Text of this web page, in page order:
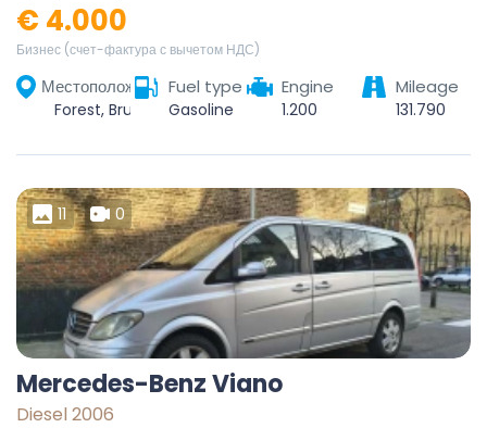
€ 4.000
Бизнес (счет-фактура с вычетом НДС)
МестоположениеFuel type
Gasoline
Engine
1.200
Mileage
131.790
11 0
Mercedes-Benz Viano
Diesel 2006